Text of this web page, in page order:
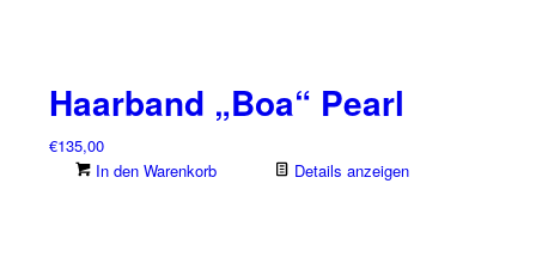
Haarband „Boa“ Pearl
€135,00
In den Warenkorb
Details anzeigen